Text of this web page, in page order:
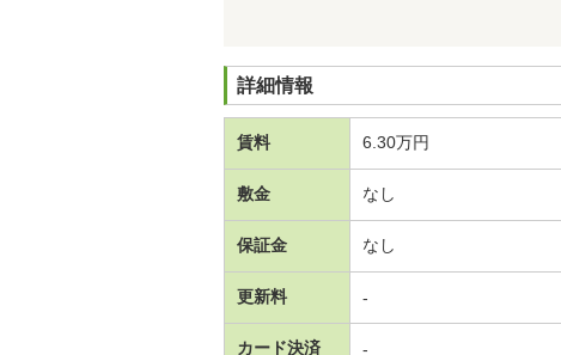
詳細情報
賃料 6.30万円
敷金 なし
保証金 なし
更新料 -
カード決済 -